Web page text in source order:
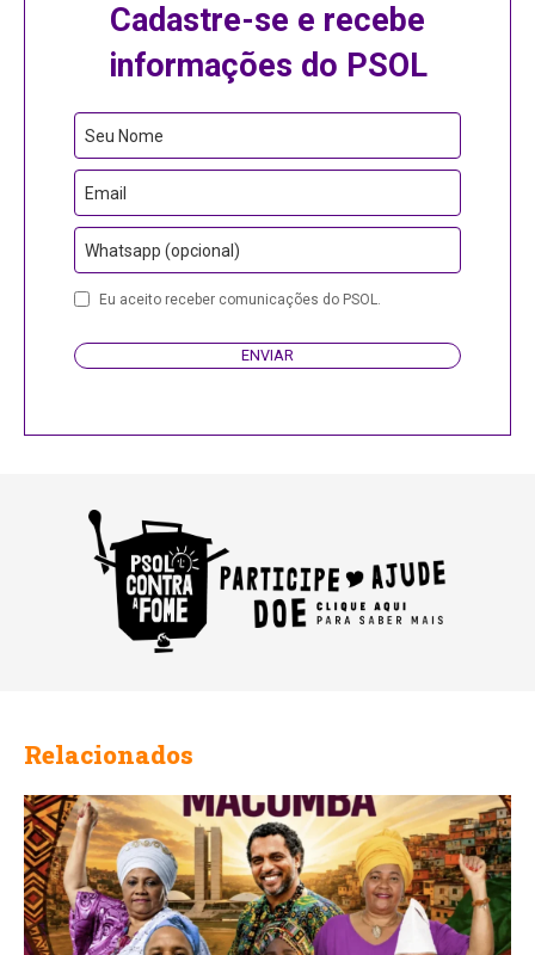
Cadastre-se e recebe
informações do PSOL
Seu Nome
Email
Whatsapp (opcional)
PhoneEu aceito receber comunicações do PSOL.
ENVIAR
Relacionados